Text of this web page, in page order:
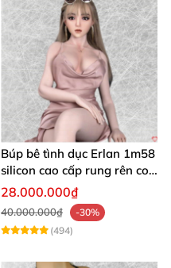
Búp bê tình dục Erlan 1m58
silicon cao cấp rung rên co
bóp
28.000.000₫
40.000.000₫
-30%
(494)